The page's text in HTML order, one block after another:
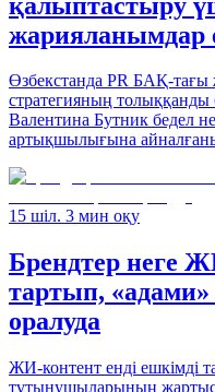
жарияланымдар
Өзбекстанда PR БАҚ-тағы
стратегияның
Валентина Бутник бедел
артықшылығына
15 шіл. 3 мин оқу
Брендтер неге
тартып, «адами»
оралуда
ЖИ-контент енді
тұтынушыларының